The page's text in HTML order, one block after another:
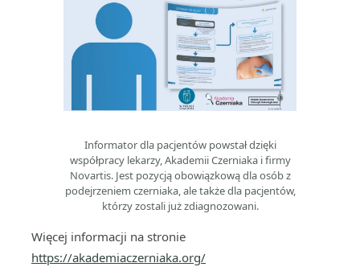
Informator dla pacjentów powstał dzięki
współpracy lekarzy, Akademii Czerniaka i firmy
Novartis. Jest pozycją obowiązkową dla osób z
podejrzeniem czerniaka, ale także dla pacjentów,
którzy zostali już zdiagnozowani.
Więcej informacji na stronie
https://akademiaczerniaka.org/